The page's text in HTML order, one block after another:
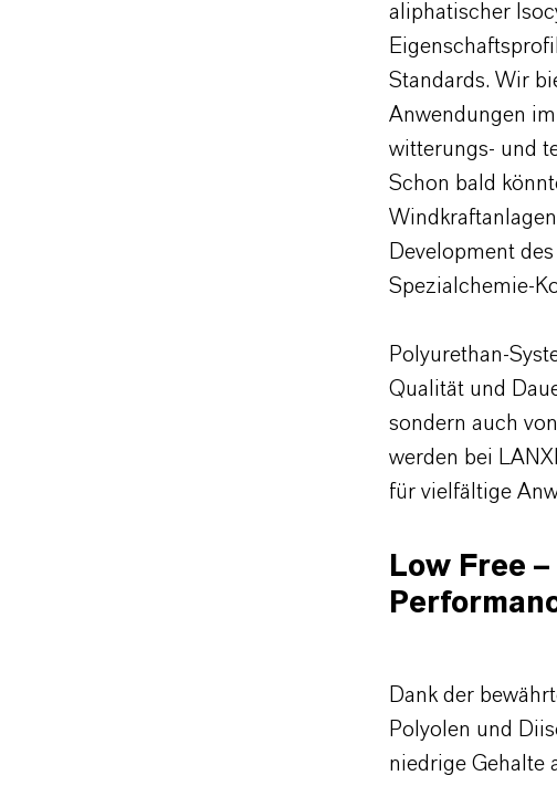
aliphatischer
Standards. Wir
Anwendungen
witterungs- und
Schon bald
Development
Spezialchemie-
Polyurethan-
Qualität und
sondern auch
werden bei
für vielfältige
Low Free
Dank der
Polyolen und
niedrige Gehalte